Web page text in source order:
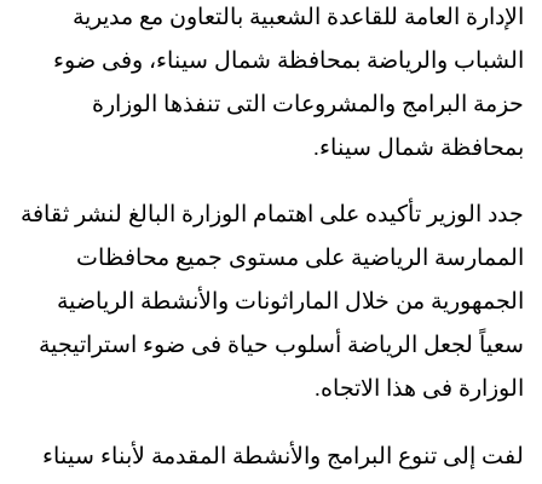
الإدارة العامة للقاعدة الشعبية بالتعاون مع مديرية
الشباب والرياضة بمحافظة شمال سيناء، وفى ضوء
حزمة البرامج والمشروعات التى تنفذها الوزارة
بمحافظة شمال سيناء.
جدد الوزير تأكيده على اهتمام الوزارة البالغ لنشر ثقافة
الممارسة الرياضية على مستوى جميع محافظات
الجمهورية من خلال الماراثونات والأنشطة الرياضية
سعياً لجعل الرياضة أسلوب حياة فى ضوء استراتيجية
الوزارة فى هذا الاتجاه.
لفت إلى تنوع البرامج والأنشطة المقدمة لأبناء سيناء